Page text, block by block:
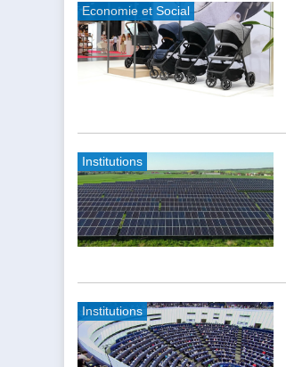
Economie et Social
Institutions
Institutions